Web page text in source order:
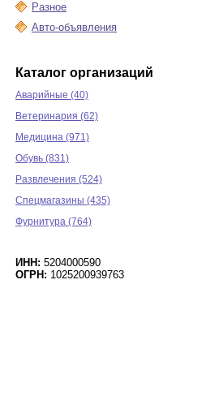
Разное
Авто-объявления
Каталог организаций
Аварийные (40)
Ветеринария (62)
Медицина (971)
Обувь (831)
Развлечения (524)
Спецмагазины (435)
Фурнитура (764)
ИНН: 5204000590
ОГРН: 1025200939763